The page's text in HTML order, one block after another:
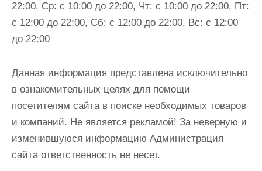
22:00, Ср: с 10:00 до 22:00, Чт: с 10:00 до 22:00, Пт:
с 12:00 до 22:00, Сб: с 12:00 до 22:00, Вс: с 12:00
до 22:00
Данная информация представлена исключительно
в ознакомительных целях для помощи
посетителям сайта в поиске необходимых товаров
и компаний. Не является рекламой! За неверную и
изменившуюся информацию Администрация
сайта ответственность не несет.